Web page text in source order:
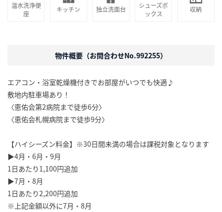
温水洗浄便
座
キッチン 独立洗面台
シューズボ
ックス
収納
物件概要（お問合わせNo.992255）
エアコン・浴室乾燥機付きでお部屋がいつでも快適♪
敷地内駐車場あり！
〈恵佑会第2病院まで徒歩6分〉
〈恵佑会札幌病院まで徒歩9分〉
【ハイシーズン料金】※30日間未満の場合は課税対象となります
▶4月・6月・9月
1日あたり1,100円追加
▶7月・8月
1日あたり2,200円追加
※上記金額以外に7月・8月